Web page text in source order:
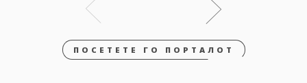
ПОСЕТЕТЕ ГО ПОРТАЛОТ